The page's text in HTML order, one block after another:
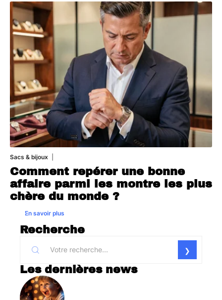
Sacs & bijoux
Comment repérer une bonne
affaire parmi les montre les plus
chère du monde ?
En savoir plus
Recherche
Les dernières news